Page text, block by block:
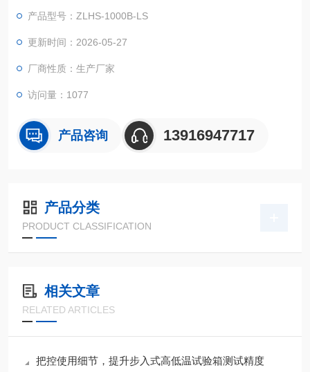
产品型号：ZLHS-1000B-LS
更新时间：2026-05-27
厂商性质：生产厂家
访问量：1077
产品咨询 13916947717
产品分类
PRODUCT CLASSIFICATION
相关文章
RELATED ARTICLES
把控使用细节，提升步入式高低温试验箱测试精度